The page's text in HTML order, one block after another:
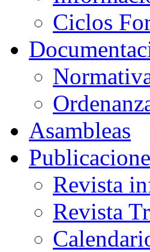
Ciclos
Asambleas
Revista
Revista